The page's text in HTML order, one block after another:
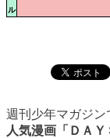
ル
週刊少年マガジン
人気漫画「ＤＡＹ